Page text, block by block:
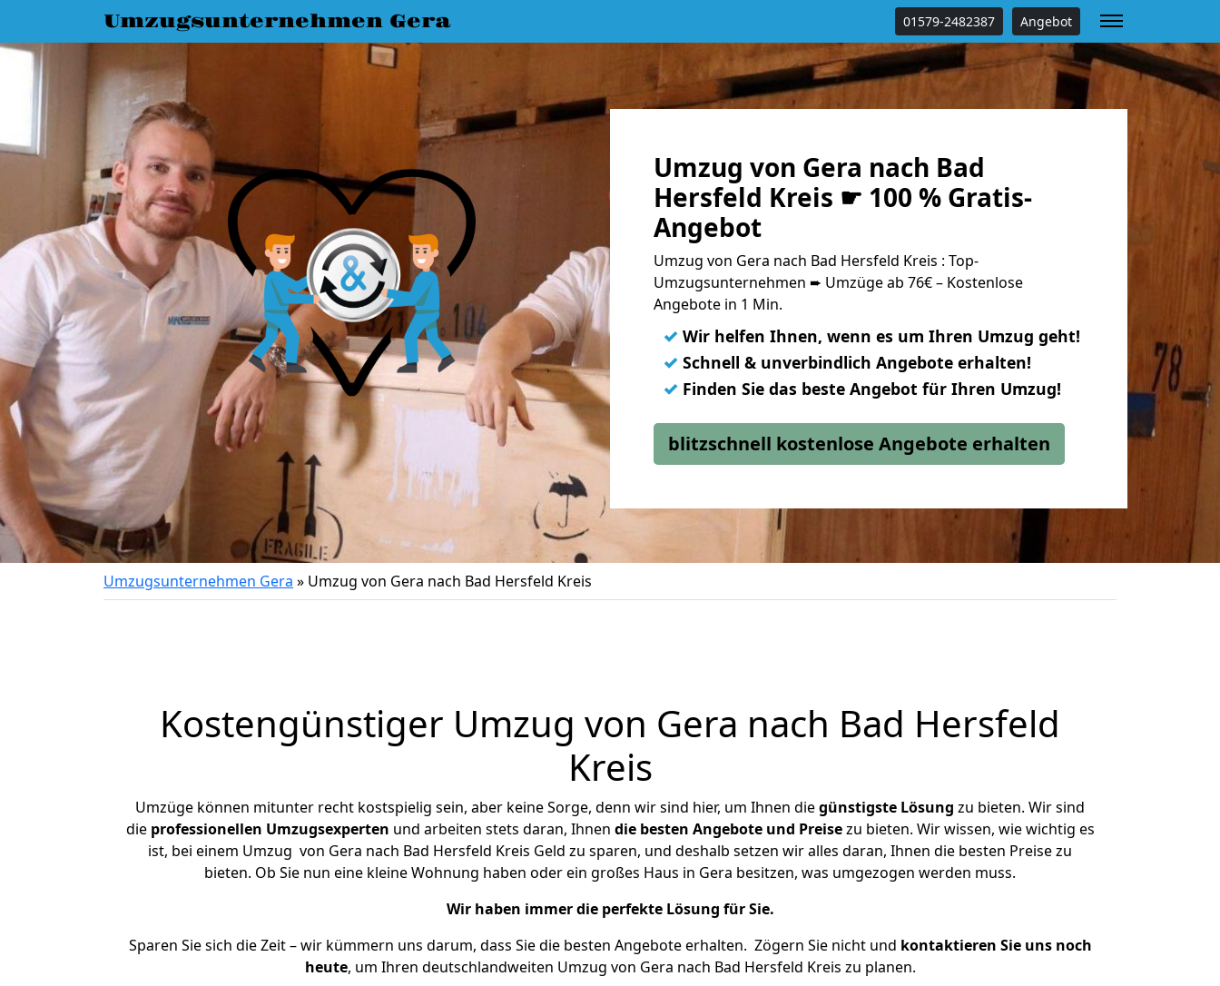
Umzugsunternehmen Gera 01579-2482387 Angebot
Umzug von Gera nach Bad
Hersfeld Kreis ☛ 100 % Gratis-
Angebot
Umzug von Gera nach Bad Hersfeld Kreis : Top-
Umzugsunternehmen ➨ Umzüge ab 76€ – Kostenlose
Angebote in 1 Min.
✓ Wir helfen Ihnen, wenn es um Ihren Umzug geht!
✓ Schnell & unverbindlich Angebote erhalten!
✓ Finden Sie das beste Angebot für Ihren Umzug!
blitzschnell kostenlose Angebote erhalten
Umzugsunternehmen Gera » Umzug von Gera nach Bad Hersfeld Kreis
Kostengünstiger Umzug von Gera nach Bad Hersfeld
Kreis
Umzüge können mitunter recht kostspielig sein, aber keine Sorge, denn wir sind hier, um Ihnen diegünstigste Lösung zu bieten. Wir sind
die professionellen Umzugsexperten und arbeiten stets daran, Ihnen die besten Angebote und Preisezu bieten. Wir wissen, wie wichtig es
ist, bei einem Umzug von Gera nach Bad Hersfeld Kreis Geld zu sparen, und deshalb setzen wir alles daran, Ihnen die besten Preise zu
bieten. Ob Sie nun eine kleine Wohnung haben oder ein großes Haus in Gera besitzen, was umgezogen werden muss.
Wir haben immer die perfekte Lösung für Sie.
Sparen Sie sich die Zeit – wir kümmern uns darum, dass Sie die besten Angebote erhalten. Zögern Sie nicht und kontaktieren Sie uns noch
heute, um Ihren deutschlandweiten Umzug von Gera nach Bad Hersfeld Kreis zu planen.